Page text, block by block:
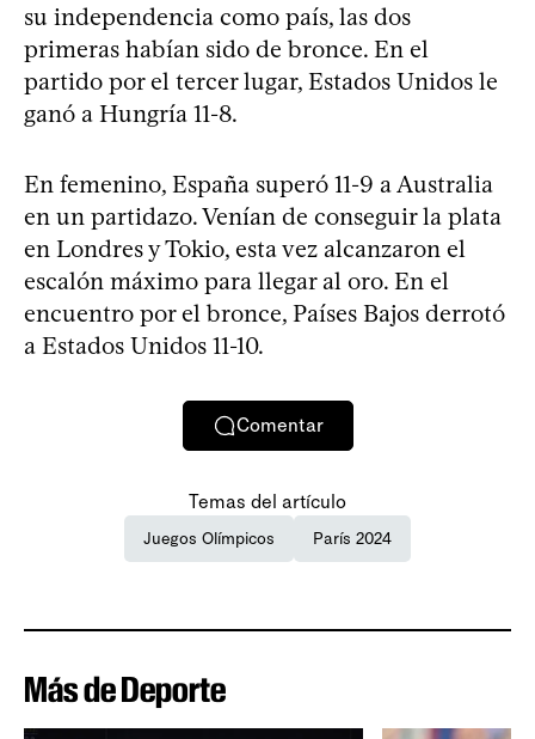
su independencia como país, las dos
primeras habían sido de bronce. En el
partido por el tercer lugar, Estados Unidos le
ganó a Hungría 11-8.
En femenino, España superó 11-9 a Australia
en un partidazo. Venían de conseguir la plata
en Londres y Tokio, esta vez alcanzaron el
escalón máximo para llegar al oro. En el
encuentro por el bronce, Países Bajos derrotó
a Estados Unidos 11-10.
Comentar
Temas del artículo
Juegos Olímpicos París 2024
Más de Deporte